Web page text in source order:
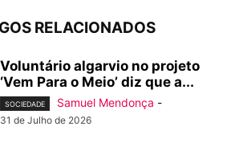
RELACIONADOS
Voluntário algarvio no projeto
‘Vem Para o Meio’ diz que a...
SOCIEDADE Samuel Mendonça -
31 de Julho de 2026